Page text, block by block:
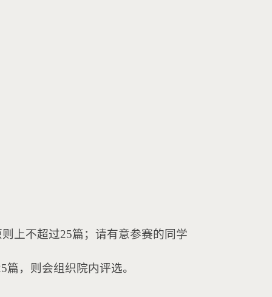
上不超过25篇；请有意参赛的同学
，则会组织院内评选。